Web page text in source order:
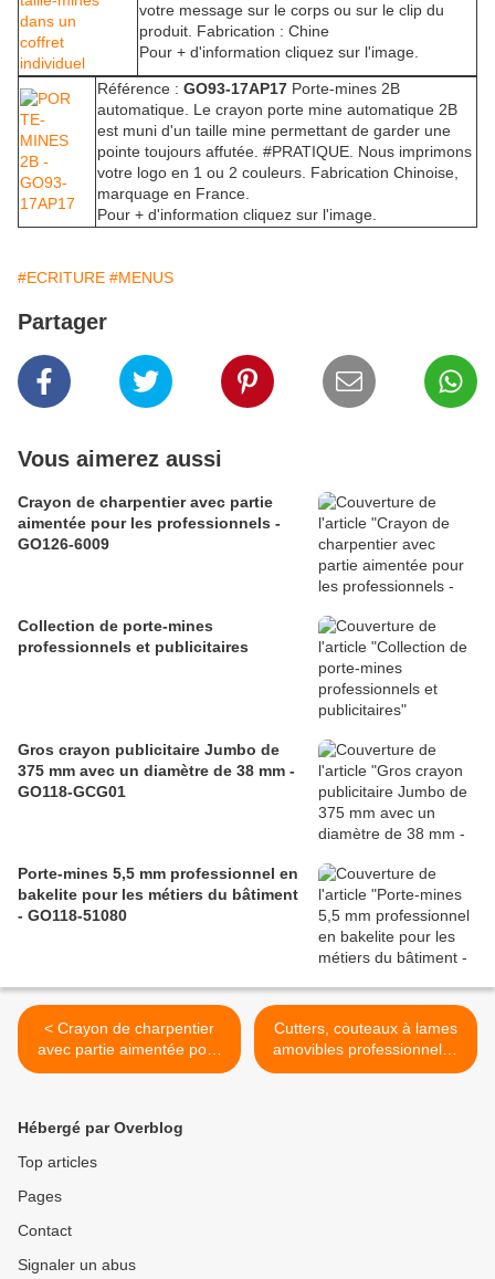
votre message sur le corps ou sur le clip du
produit. Fabrication : Chine
Pour + d'information cliquez sur l'image.
Référence : GO93-17AP17 Porte-mines 2B
automatique. Le crayon porte mine automatique 2B
est muni d'un taille mine permettant de garder une
pointe toujours affutée. #PRATIQUE. Nous imprimons
votre logo en 1 ou 2 couleurs. Fabrication Chinoise,
marquage en France.
Pour + d'information cliquez sur l'image.
#ECRITURE #MENUS
Partager
Vous aimerez aussi
Crayon de charpentier avec partie
aimentée pour les professionnels -
GO126-6009
Collection de porte-mines
professionnels et publicitaires
Gros crayon publicitaire Jumbo de
375 mm avec un diamètre de 38 mm -
GO118-GCG01
Porte-mines 5,5 mm professionnel en
bakelite pour les métiers du bâtiment
- GO118-51080
< Crayon de charpentier
avec partie aimentée pour
les professionnels - GO126-
Cutters, couteaux à lames
amovibles professionnels -
Collection >
Hébergé par Overblog
Top articles
Pages
Contact
Signaler un abus